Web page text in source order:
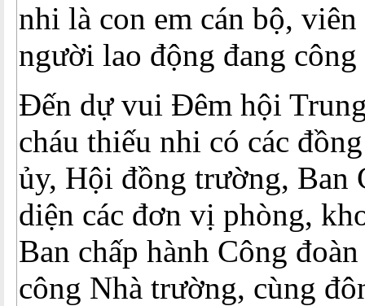
nhi là con em cán bộ,
người lao động đang
Đến dự vui Đêm hội
cháu thiếu nhi có các
ủy, Hội đồng trường, Ban
diện các đơn vị phòng,
Ban chấp hành Công
công Nhà trường, cùng